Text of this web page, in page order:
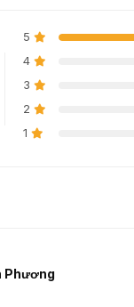
5
4
3
2
1
Phương